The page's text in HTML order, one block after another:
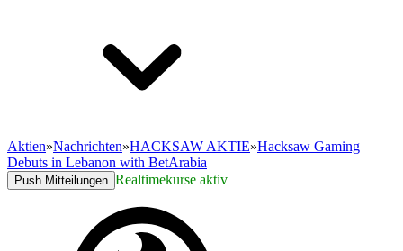
Aktien»Nachrichten»HACKSAW AKTIE»Hacksaw Gaming
Debuts in Lebanon with BetArabia
Push Mitteilungen Realtimekurse aktiv